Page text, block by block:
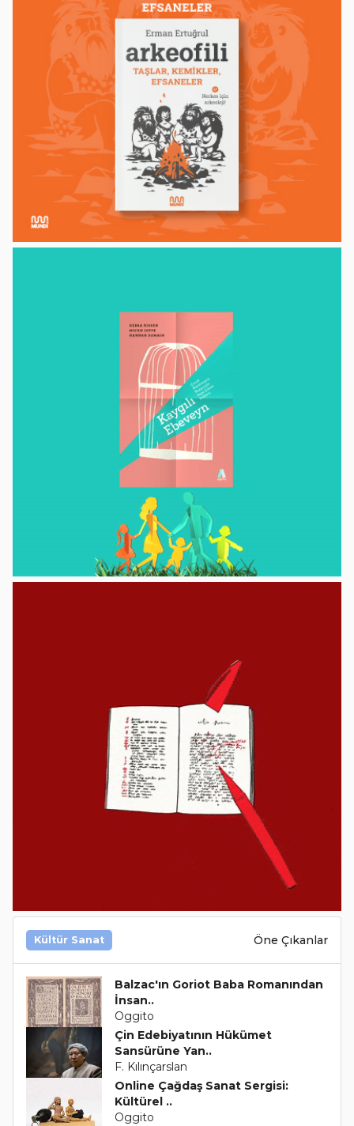
Kültür Sanat Öne Çıkanlar
Balzac'ın Goriot Baba Romanından
İnsan..
Oggito
Çin Edebiyatının Hükümet
Sansürüne Yan..
F. Kılınçarslan
Online Çağdaş Sanat Sergisi:
Kültürel ..
Oggito